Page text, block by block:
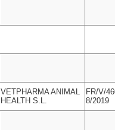
VETPHARMA ANIMAL
HEALTH S.L.
FR/V/
8/2019